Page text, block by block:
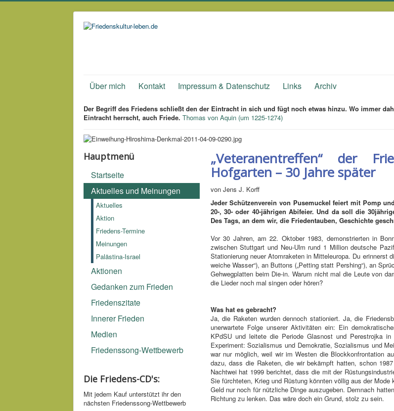
Über mich Kontakt Impressum & Datenschutz Links Archiv
Der Begriff des Friedens schließt den der Eintracht in sich und fügt noch etwas hinzu. Wo immer
Eintracht herrscht, auch Friede. Thomas von Aquin (um 1225-1274)
Hauptmenü
Startseite
Aktuelles und Meinungen
Aktuelles
Aktion
Friedens-Termine
Meinungen
Palästina-Israel
Aktionen
Gedanken zum Frieden
Friedenszitate
Innerer Frieden
Medien
Friedenssong-Wettbewerb
Die Friedens-CD's:
Mit jedem Kauf unter­stützt ihr den
nächsten Friedens­song-­Wettbe­werb
„Veteranentreffen“ der
Hofgarten – 30 Jahre später
von Jens J. Korff
Jeder Schützenverein von Pusemuckel feiert mit Pomp
20-, 30- oder 40-jährigen Abifeier. Und da soll die
Des Tags, an dem wir, die Friedentauben, Geschichte
Vor 30 Jahren, am 22. Oktober 1983, demonstrierten in
zwischen Stuttgart und Neu-Ulm rund 1 Million deutsche
Stationierung neuer Atomraketen in Mitteleuropa. Du erinnerst
weiche Wasser“), an Buttons („Petting statt Pershing“), an
Gehwegplatten beim Die-in. Warum nicht mal die Leute von
die Lieder noch mal singen oder hören?
Was hat es gebracht?
Ja, die Raketen wurden dennoch stationiert. Ja, die
unerwartete Folge unserer Aktivitäten ein: Ein
KPdSU und leitete die Periode Glasnost und Perestrojka
Experiment: Sozialismus und Demokratie, Sozialismus und
war nur möglich, weil wir im Westen die Blockkonfrontation
dazu, dass die Raketen, die wir bekämpft hatten, schon
Nachtwei hat 1999 berichtet, dass die mit der
Sie fürchteten, Krieg und Rüstung könnten völlig aus der
Geld nur noch für nützliche Dinge auszugeben. Demnach
Richtung zu lenken. Das wäre doch ein Grund, stolz zu sein.